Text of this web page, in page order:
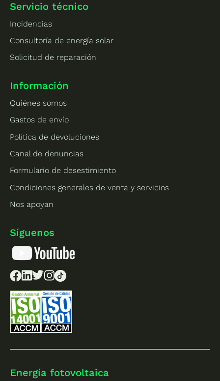
Servicio técnico
Incidencias
Consultoría de energía solar
Solicitud de reparación
Información
Quiénes somos
Gastos de envío
Política de devoluciones
Canal de denuncias
Formulario de desestimiento
Condiciones generales de venta y servicios
Nos apoyan
Síguenos
Energía fotovoltaica